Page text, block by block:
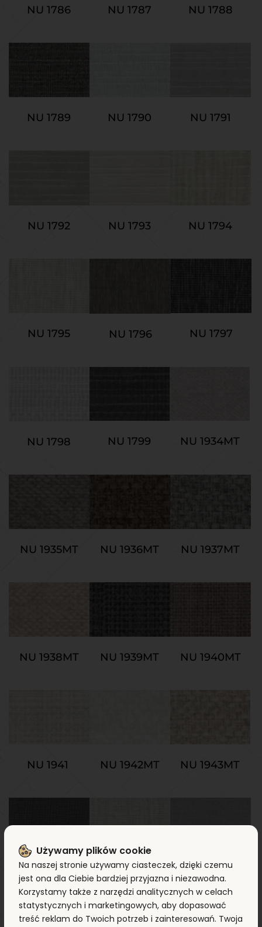
NU 1786 NU 1787 NU 1788
NU 1789 NU 1790 NU 1791
NU 1792 NU 1793 NU 1794
NU 1795 NU 1796 NU 1797
NU 1798 NU 1799 NU 1934MT
NU 1935MT NU 1936MT NU 1937MT
NU 1938MT NU 1939MT NU 1940MT
NU 1941 NU 1942MT NU 1943MT
NU 2001 NU 2002 NU 2003
Używamy plików cookie
Na naszej stronie używamy ciasteczek, dzięki czemu
jest ona dla Ciebie bardziej przyjazna i niezawodna.
Korzystamy także z narzędzi analitycznych w celach
statystycznych i marketingowych, aby dopasować
treść reklam do Twoich potrzeb i zainteresowań. Twoja